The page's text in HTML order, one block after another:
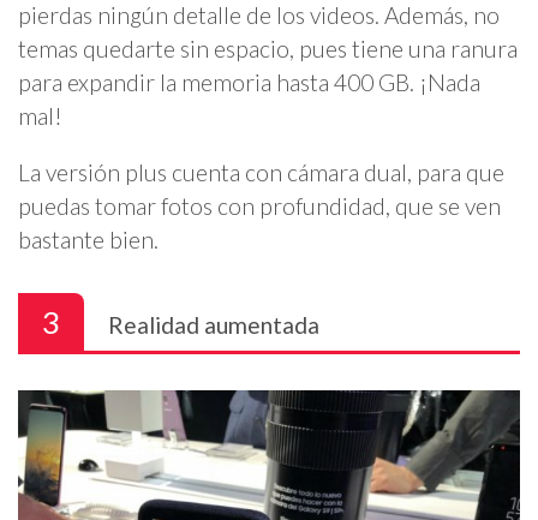
pierdas ningún detalle de los videos. Además, no
temas quedarte sin espacio, pues tiene una ranura
para expandir la memoria hasta 400 GB. ¡Nada
mal!
La versión plus cuenta con cámara dual, para que
puedas tomar fotos con profundidad, que se ven
bastante bien.
3 Realidad aumentada